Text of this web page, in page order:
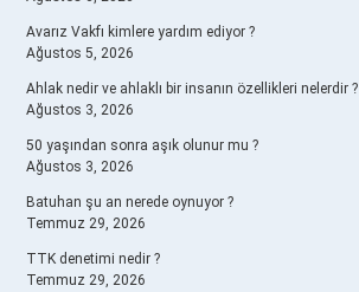
Avarız Vakfı kimlere yardım ediyor ?
Ağustos 5, 2026
Ahlak nedir ve ahlaklı bir insanın özellikleri nelerdir ?
Ağustos 3, 2026
50 yaşından sonra aşık olunur mu ?
Ağustos 3, 2026
Batuhan şu an nerede oynuyor ?
Temmuz 29, 2026
TTK denetimi nedir ?
Temmuz 29, 2026